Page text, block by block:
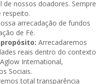
de nossos doadores. Sempre
respeito.
arrecadação de fundos
de Fé.
Arrecadaremos
reais dentro do contexto
International,
Sociais.
total transparência